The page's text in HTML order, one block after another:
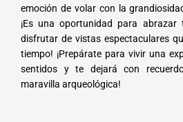
emoción de volar con la
¡Es una oportunidad para
disfrutar de vistas espectaculares
tiempo! ¡Prepárate para vivir una
sentidos y te dejará con
maravilla arqueológica!